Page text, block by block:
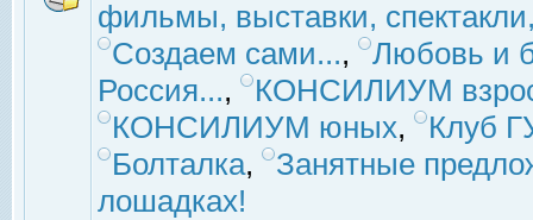
фильмы, выставки,
Создаем сами...,
Любовь и
Россия...,
КОНСИЛИУМ
КОНСИЛИУМ юных,
Клуб
Болталка,
Занятные
лошадках!